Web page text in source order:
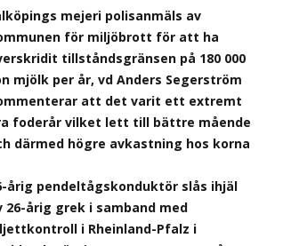
mejeri polisanmäls av
för miljöbrott för att ha
tillståndsgränsen på 180 000
mjölk per år, vd Anders Segerström
att det varit ett extremt
foderår vilket lett till bättre mående
därmed högre avkastning hos korna
årig pendeltågskonduktör slås ihjäl
26-årig grek i samband med
i Rheinland-Pfalz i